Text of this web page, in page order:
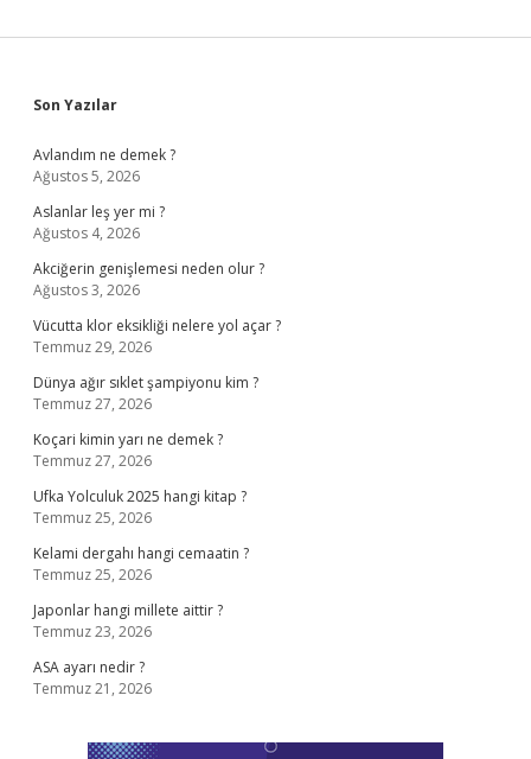
Sidebar
Son Yazılar
Avlandım ne demek ?
Ağustos 5, 2026
Aslanlar leş yer mi ?
Ağustos 4, 2026
Akciğerin genişlemesi neden olur ?
Ağustos 3, 2026
Vücutta klor eksikliği nelere yol açar ?
Temmuz 29, 2026
Dünya ağır sıklet şampiyonu kim ?
Temmuz 27, 2026
Koçari kimin yarı ne demek ?
Temmuz 27, 2026
Ufka Yolculuk 2025 hangi kitap ?
Temmuz 25, 2026
Kelami dergahı hangi cemaatin ?
Temmuz 25, 2026
Japonlar hangi millete aittir ?
Temmuz 23, 2026
ASA ayarı nedir ?
Temmuz 21, 2026